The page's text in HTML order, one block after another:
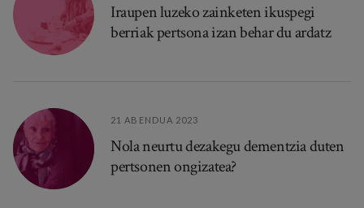
Iraupen luzeko zainketen ikuspegi
berriak pertsona izan behar du ardatz
21 ABENDUA 2023
Nola neurtu dezakegu dementzia duten
pertsonen ongizatea?